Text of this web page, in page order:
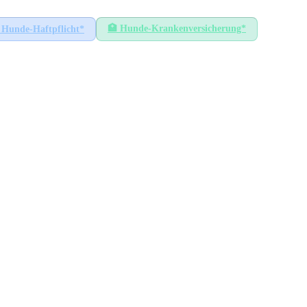
Hunde-Haftpflicht* 🏥 Hunde-Krankenversicherung*